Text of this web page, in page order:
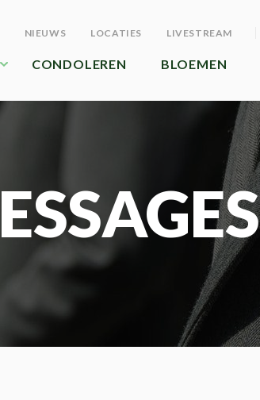
NIEUWS LOCATIES LIVESTREAM
CONDOLEREN BLOEMEN